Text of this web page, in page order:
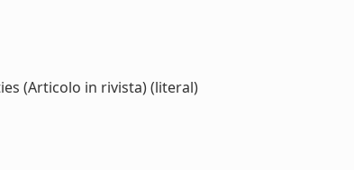
(Articolo in rivista) (literal)